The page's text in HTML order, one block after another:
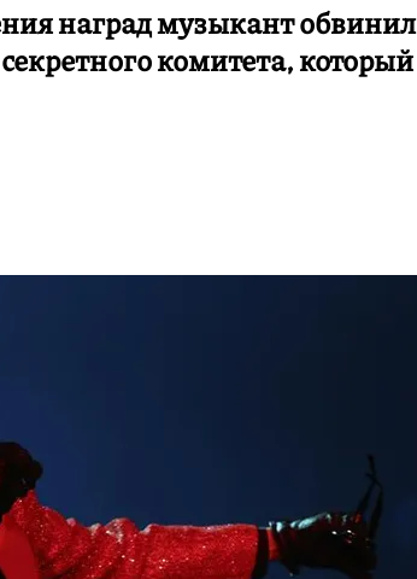
наград музыкант обвинил
комитета, который